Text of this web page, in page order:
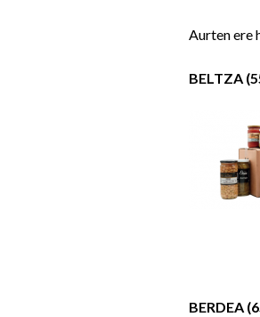
Aurten ere
BELTZA
BERDEA